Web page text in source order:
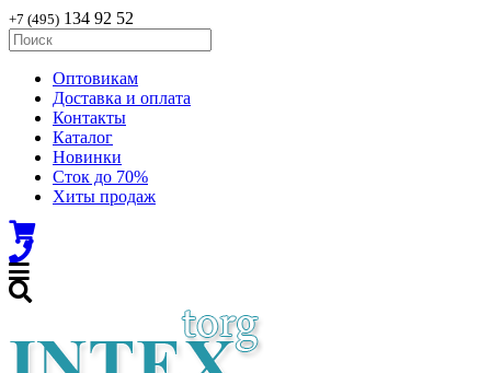
+7 (495) 134 92 52
Оптовикам
Доставка и оплата
Контакты
Каталог
Новинки
Сток до 70%
Хиты продаж